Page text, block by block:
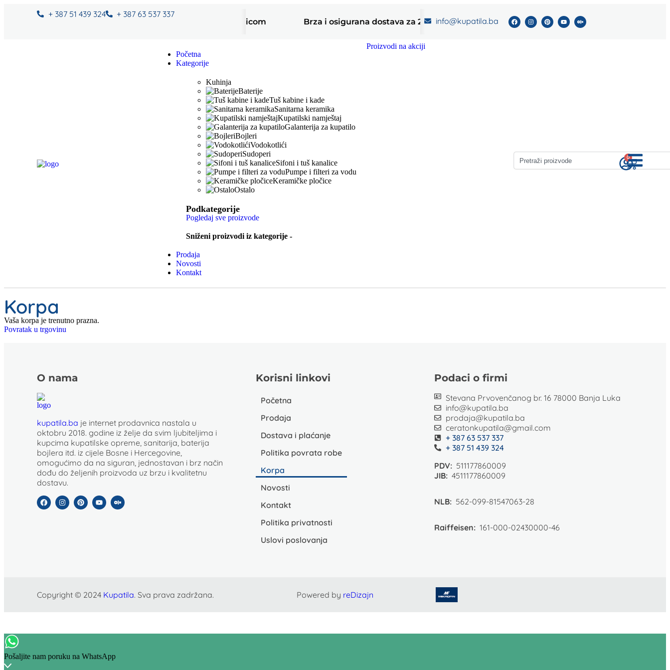
+ 387 51 439 324 + 387 63 537 337
Sigurno online plaćanje karticom Brza i osigurana dostava za 2 dana Sigurno online plaćanje karticom
info@kupatila.ba
Početna
Kategorije
Kuhinja
Baterije
Tuš kabine i kade
Sanitarna keramika
Kupatilski namještaj
Galanterija za kupatilo
Bojleri
Vodokotlići
Sudoperi
Sifoni i tuš kanalice
Pumpe i filteri za vodu
Keramičke pločice
Ostalo
Podkategorije
Pogledaj sve proizvode
Sniženi proizvodi iz kategorije -
Prodaja
Novosti
Kontakt
Proizvodi na akciji
0
Korpa
Vaša korpa je trenutno prazna.
Povratak u trgovinu
O nama
kupatila.ba je internet prodavnica nastala u
oktobru 2018. godine iz želje da svim ljubiteljima i
kupcima kupatilske opreme, sanitarija, baterija
bojlera itd. iz cijele Bosne i Hercegovine,
omogućimo da na siguran, jednostavan i brz način
dođu do željenih proizvoda uz brzu i kvalitetnu
dostavu.
Korisni linkovi
Početna
Prodaja
Dostava i plaćanje
Politika povrata robe
Korpa
Novosti
Kontakt
Politika privatnosti
Uslovi poslovanja
Podaci o firmi
Stevana Prvovenčanog br. 16 78000 Banja Luka
info@kupatila.ba
prodaja@kupatila.ba
ceratonkupatila@gmail.com
+ 387 63 537 337
+ 387 51 439 324
PDV: 511177860009
JIB: 4511177860009
NLB: 562-099-81547063-28
Raiffeisen: 161-000-02430000-46
Copyright © 2024 Kupatila. Sva prava zadržana. Powered by reDizajn
Pošaljite nam poruku na WhatsApp